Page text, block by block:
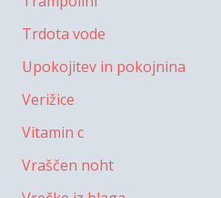
Trdota vode
Upokojitev in pokojnina
Verižice
Vitamin c
Vraščen noht